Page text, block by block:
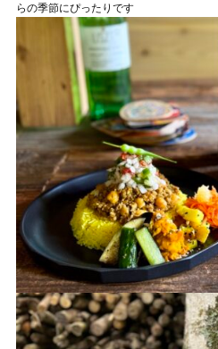
らの季節にぴったりです